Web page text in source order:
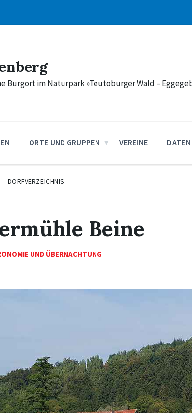
Burgort im Naturpark »Teutoburger Wald –
ORTE UND GRUPPEN VEREINE
DORFVERZEICHNIS
Beine
UND ÜBERNACHTUNG